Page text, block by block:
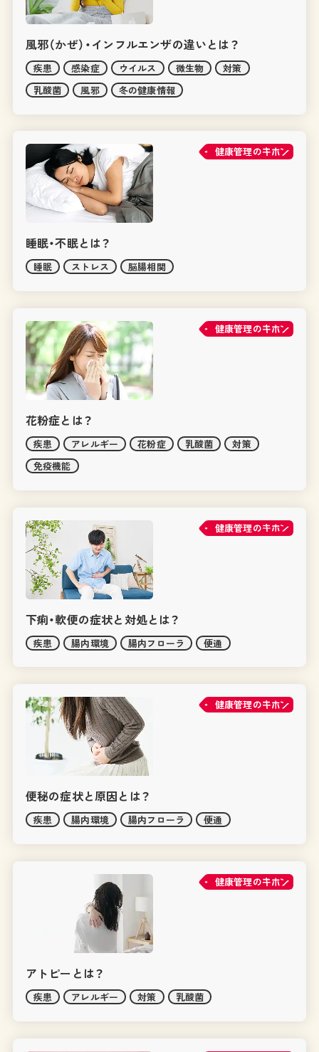
風邪（かぜ）・インフルエンザの違いとは？
疾患 感染症 ウイルス 微生物
対策
乳酸菌
風邪 冬の健康情報
健康管理の
睡眠・不眠とは？
睡眠 ストレス 脳腸相関
健康管理の
花粉症とは？
疾患 アレルギー 花粉症 乳酸菌
対策
免疫機能
健康管理の
下痢・軟便の症状と対処とは？
疾患 腸内環境 腸内フローラ 便通
健康管理の
便秘の症状と原因とは？
疾患 腸内環境 腸内フローラ 便通
健康管理の
アトピーとは？
疾患 アレルギー 対策 乳酸菌